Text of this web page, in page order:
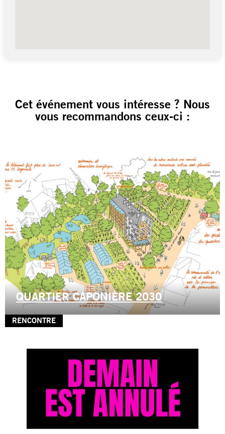
Cet événement vous intéresse ? Nous
vous recommandons ceux-ci :
QUARTIER CAPONIÈRE 2030
RENCONTRE